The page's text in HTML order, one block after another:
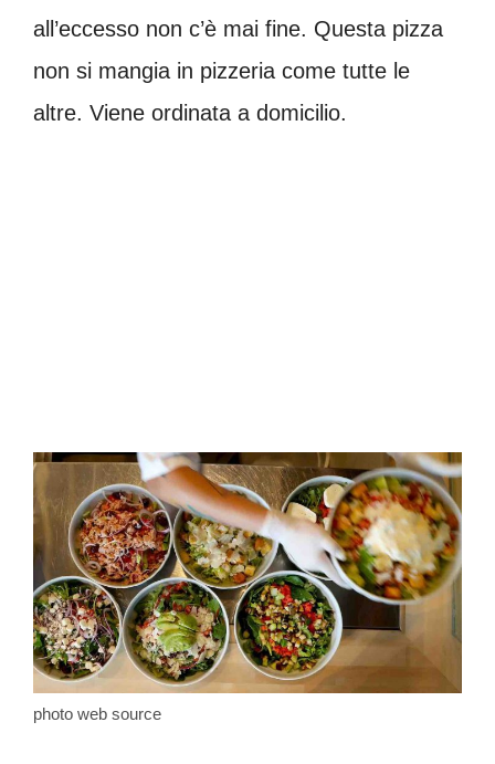
all’eccesso non c’è mai fine. Questa pizza
non si mangia in pizzeria come tutte le
altre. Viene ordinata a domicilio.
photo web source